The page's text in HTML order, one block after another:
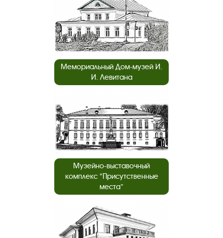
Мемориальный Дом-музей И.
И. Левитана
Музейно-выставочный
комплекс “Присутственные
места”